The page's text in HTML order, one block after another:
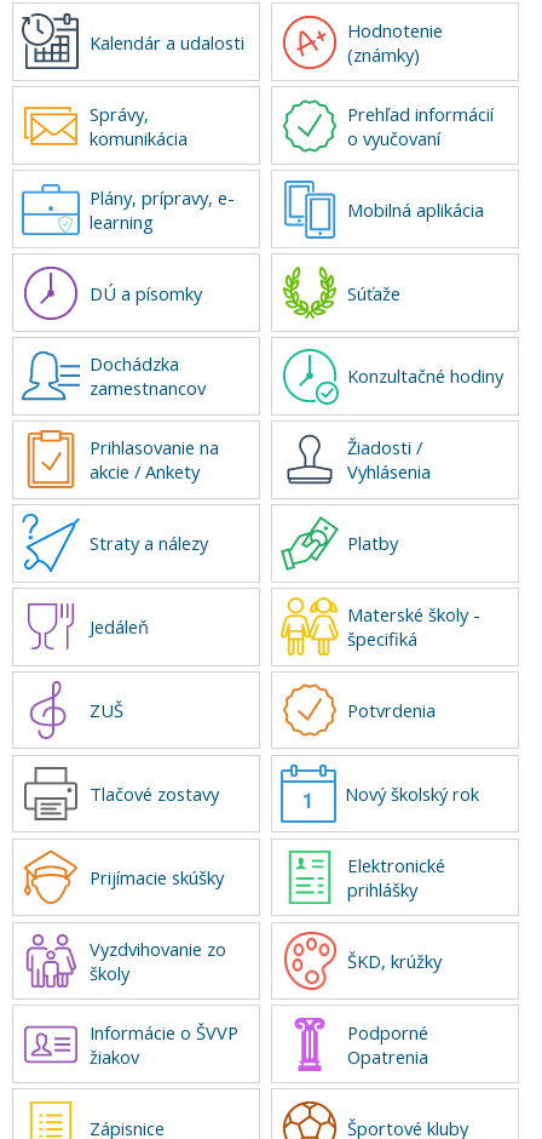
Kalendár a udalosti
Hodnotenie
(známky)
Správy,
komunikácia
Prehľad informácií
o vyučovaní
Plány, prípravy, e-
learning
Mobilná aplikácia
DÚ a písomky Súťaže
Dochádzka
zamestnancov
Konzultačné hodiny
Prihlasovanie na
akcie / Ankety
Žiadosti /
Vyhlásenia
Straty a nálezy Platby
Jedáleň
Materské školy -
špecifiká
ZUŠ Potvrdenia
Tlačové zostavy Nový školský rok
Prijímacie skúšky
Elektronické
prihlášky
Vyzdvihovanie zo
školy
ŠKD, krúžky
Informácie o ŠVVP
žiakov
Podporné
Opatrenia
Zápisnice Športové kluby